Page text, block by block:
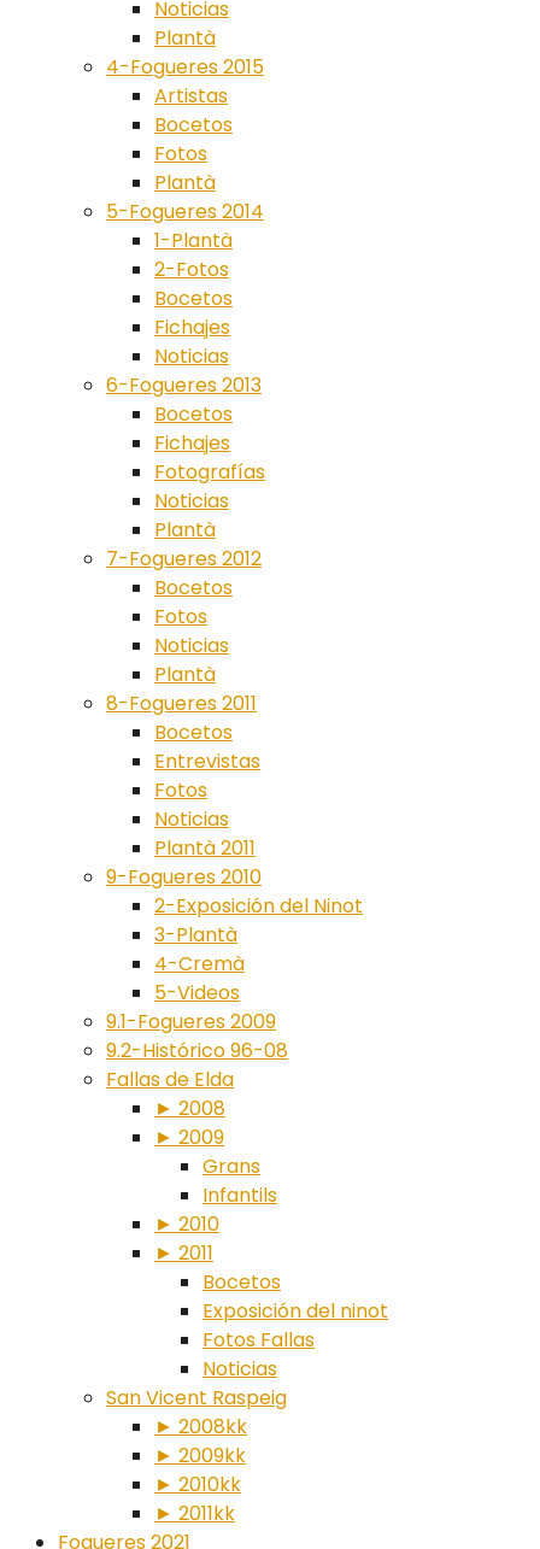
Noticias
Plantà
4-Fogueres 2015
Artistas
Bocetos
Fotos
Plantà
5-Fogueres 2014
1-Plantà
2-Fotos
Bocetos
Fichajes
Noticias
6-Fogueres 2013
Bocetos
Fichajes
Fotografías
Noticias
Plantà
7-Fogueres 2012
Bocetos
Fotos
Noticias
Plantà
8-Fogueres 2011
Bocetos
Entrevistas
Fotos
Noticias
Plantà 2011
9-Fogueres 2010
2-Exposición del Ninot
3-Plantà
4-Cremà
5-Videos
9.1-Fogueres 2009
9.2-Histórico 96-08
Fallas de Elda
► 2008
► 2009
Grans
Infantils
► 2010
► 2011
Bocetos
Exposición del ninot
Fotos Fallas
Noticias
San Vicent Raspeig
► 2008kk
► 2009kk
► 2010kk
► 2011kk
Fogueres 2021